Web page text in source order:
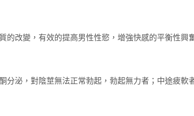
的改變，有效的提高男性性慾，增強快感的平衡性興
分泌，對陰莖無法正常勃起，勃起無力者；中途疲軟